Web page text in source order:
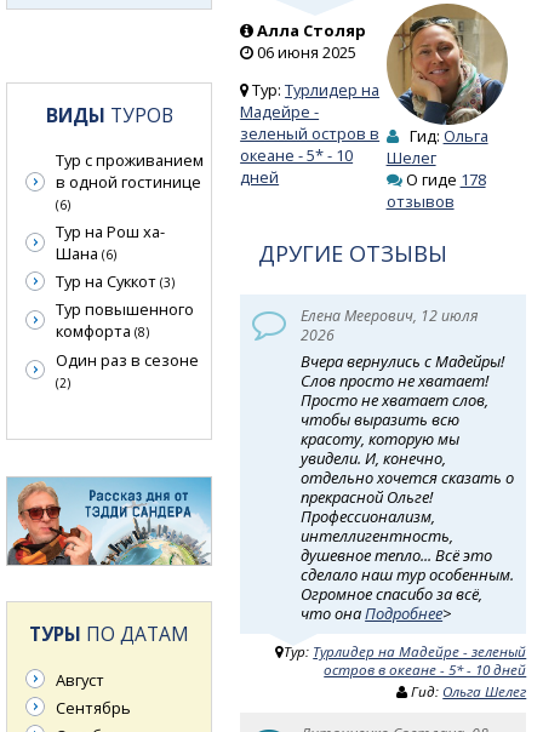
Алла Столяр
06 июня 2025
Тур:Турлидер на
Мадейре -
зеленый остров в
океане - 5* - 10
дней
Гид: Ольга
Шелег
О гиде 178
отзывов
ДРУГИЕ ОТЗЫВЫ
Елена Меерович, 12 июля
2026
Вчера вернулись с Мадейры!
Слов просто не хватает!
Просто не хватает слов,
чтобы выразить всю
красоту, которую мы
увидели. И, конечно,
отдельно хочется сказать о
прекрасной Ольге!
Профессионализм,
интеллигентность,
душевное тепло... Всё это
сделало наш тур особенным.
Огромное спасибо за всё,
что онаПодробнее>
Тур: Турлидер на Мадейре - зеленый
остров в океане - 5* - 10 дней
Гид: Ольга Шелег
ВИДЫ ТУРОВ
Тур с проживанием
в одной гостинице
(6)
Тур на Рош ха-
Шана (6)
Тур на Суккот (3)
Тур повышенного
комфорта (8)
Один раз в сезоне
(2)
ТУРЫ ПО ДАТАМ
Август
Сентябрь